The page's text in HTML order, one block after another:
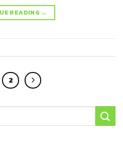
READING →
2